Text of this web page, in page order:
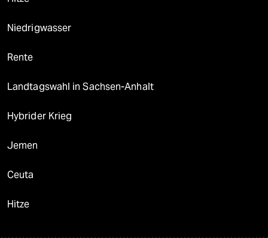
Niedrigwasser
Rente
Landtagswahl in Sachsen-Anhalt
Hybrider Krieg
Jemen
Ceuta
Hitze